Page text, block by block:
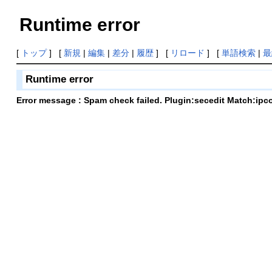
Runtime error
[ トップ] [ 新規 | 編集| 差分| 履歴] [ リロード ] [ 単語検索|
Runtime error
Error message : Spam check failed. Plugin:secedit